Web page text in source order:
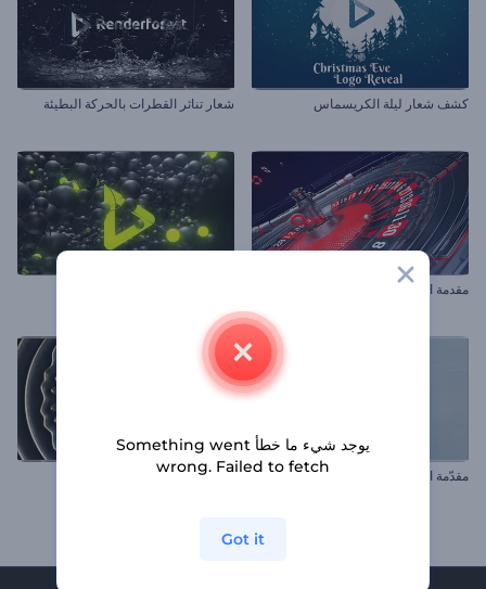
كشف شعار ليلة الكريسماس شعار تناثر القطرات بالحركة البطيئة
مقدمة اختيار الفائزين
مقدّمة الصليب المقدس افتتاحية أمواج ذهبية
يوجد شيء ما خطأ Something went
wrong. Failed to fetch
Got it